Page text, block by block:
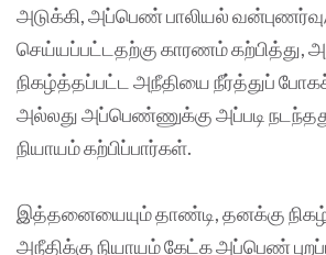
அடுக்கி, அப்பெண் பாலியல்
செய்யப்பட்டதற்கு காரணம் கற்பித்து,
நிகழ்த்தப்பட்ட அநீதியை நீர்த்துப்
அல்லது அப்பெண்ணுக்கு அப்படி
நியாயம் கற்பிப்பார்கள்.
இத்தனையையும் தாண்டி, தனக்கு
அநீதிக்கு நியாயம் கேட்க அப்பெண்